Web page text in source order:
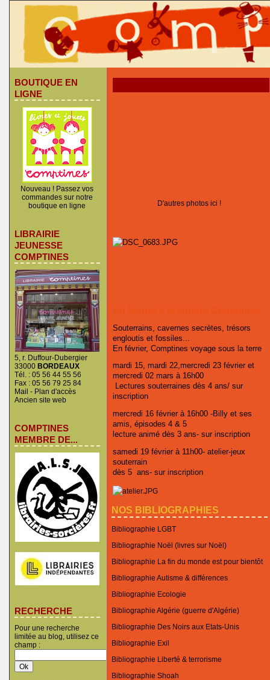
BOUTIQUE EN
LIGNE
Nouveau ! Passez vos
commandes sur notre
boutique en ligne
LIBRAIRIE
JEUNESSE
COMPTINES
5, r. Duffour-Dubergier
33000 BORDEAUX
Tél. : 05 56 44 55 56
Fax : 05 56 79 25 84
Mail - Plan d'accès
Ancien site web
COMPTINES
MEMBRE DE...
RECHERCHE
Pour une recherche
limitée au blog, utilisez ce
champ :
D'autres photos ici !
Souterrains, cavernes secrètes, trésors
engloutis et fossiles...
En février, Comptines voyage sous la terre
mardi 15, mardi 22,mercredi 23 février et
mercredi 02 mars à 16h00
Lectures souterraines dès 4 ans/ sur
inscription
mercredi 16 février à 16h00 -Billy et ses
amis, épisodes 4 & 5
lecture animé dès 3 ans- sur inscription
samedi 19 février à 11h00- atelier-jeux
souterrain
dès 5 ans- sur inscription
NOS BIBLIOGRAPHIES
Bibliographie LGBT
Bibliographie Noël (livres sur Noël)
Bibliographie La fin du monde est pour bientôt
Bibliographie Autisme & différences
Bibliographie Ecologie
Bibliographie Algérie (guerre d'Algérie)
Bibliographie Des Noirs aux Etats-Unis
Bibliographie Exil
Bibliographie Liberté & terrorisme
Bibliographie Shoah